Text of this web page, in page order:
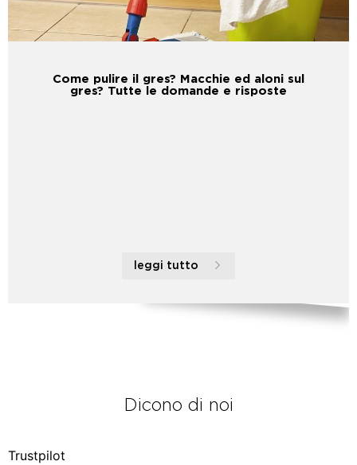
Come pulire il gres? Macchie ed aloni sul
gres? Tutte le domande e risposte
leggi tutto
Dicono di noi
Trustpilot